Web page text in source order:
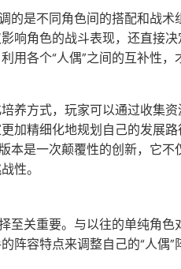
的是不同角色间的搭配和战术
响角色的战斗表现，还直接
用各个“人偶”之间的互补性
养方式，玩家可以通过收集资
加精细化地规划自己的发展
本是一次颠覆性的创新，它
性。
至关重要。与以往的单纯角
阵容特点来调整自己的“人偶